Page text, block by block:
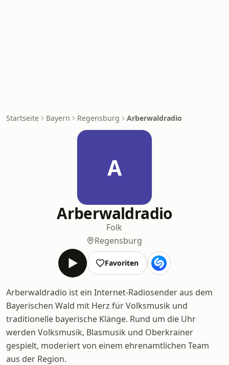
Startseite Bayern Regensburg Arberwaldradio
A
Arberwaldradio
Folk
Regensburg
Favoriten
Arberwaldradio ist ein Internet-Radiosender aus dem
Bayerischen Wald mit Herz für Volksmusik und
traditionelle bayerische Klänge. Rund um die Uhr
werden Volksmusik, Blasmusik und Oberkrainer
gespielt, moderiert von einem ehrenamtlichen Team
aus der Region.